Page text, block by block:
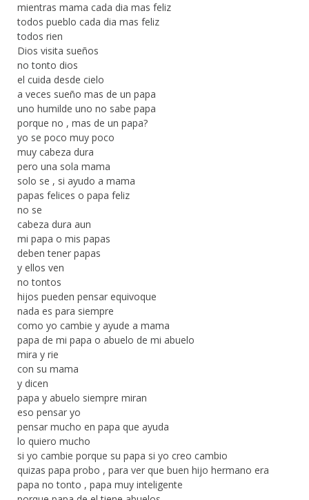
mientras mama cada dia mas feliz
todos pueblo cada dia mas feliz
todos rien
Dios visita sueños
no tonto dios
el cuida desde cielo
a veces sueño mas de un papa
uno humilde uno no sabe papa
porque no , mas de un papa?
yo se poco muy poco
muy cabeza dura
pero una sola mama
solo se , si ayudo a mama
papas felices o papa feliz
no se
cabeza dura aun
mi papa o mis papas
deben tener papas
y ellos ven
no tontos
hijos pueden pensar equivoque
nada es para siempre
como yo cambie y ayude a mama
papa de mi papa o abuelo de mi abuelo
mira y rie
con su mama
y dicen
papa y abuelo siempre miran
eso pensar yo
pensar mucho en papa que ayuda
lo quiero mucho
si yo cambie porque su papa si yo creo cambio
quizas papa probo , para ver que buen hijo hermano era
papa no tonto , papa muy inteligente